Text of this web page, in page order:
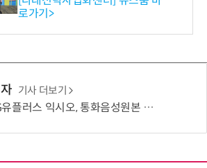
-바이오 해외 진출 교두보 확
보
로가기>
기사 더보기
시오, 통화음성원본 제한적 수집…보이스피싱 탐지 고도화 활용